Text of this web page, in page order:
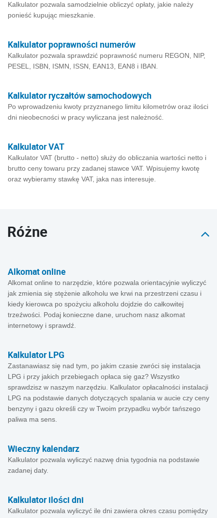
Kalkulator pozwala samodzielnie obliczyć opłaty, jakie należy
ponieść kupując mieszkanie.
Kalkulator poprawności numerów
Kalkulator pozwala sprawdzić poprawność numeru REGON, NIP,
PESEL, ISBN, ISMN, ISSN, EAN13, EAN8 i IBAN.
Kalkulator ryczałtów samochodowych
Po wprowadzeniu kwoty przyznanego limitu kilometrów oraz ilości
dni nieobecności w pracy wyliczana jest należność.
Kalkulator VAT
Kalkulator VAT (brutto - netto) służy do obliczania wartości netto i
brutto ceny towaru przy zadanej stawce VAT. Wpisujemy kwotę
oraz wybieramy stawkę VAT, jaka nas interesuje.
Różne
Alkomat online
Alkomat online to narzędzie, które pozwala orientacyjnie wyliczyć
jak zmienia się stężenie alkoholu we krwi na przestrzeni czasu i
kiedy kierowca po spożyciu alkoholu dojdzie do całkowitej
trzeźwości. Podaj konieczne dane, uruchom nasz alkomat
internetowy i sprawdź.
Kalkulator LPG
Zastanawiasz się nad tym, po jakim czasie zwróci się instalacja
LPG i przy jakich przebiegach opłaca się gaz? Wszystko
sprawdzisz w naszym narzędziu. Kalkulator opłacalności instalacji
LPG na podstawie danych dotyczących spalania w aucie czy ceny
benzyny i gazu określi czy w Twoim przypadku wybór tańszego
paliwa ma sens.
Wieczny kalendarz
Kalkulator pozwala wyliczyć nazwę dnia tygodnia na podstawie
zadanej daty.
Kalkulator ilości dni
Kalkulator pozwala wyliczyć ile dni zawiera okres czasu pomiędzy